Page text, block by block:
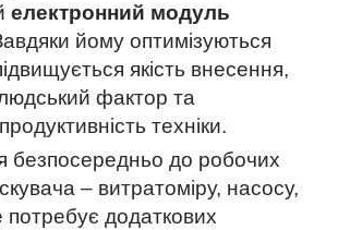
електронний модуль
йому оптимізуються
якість внесення,
людський фактор та
техніки.
безпосередньо до робочих
– витратоміру, насосу,
потребує додаткових